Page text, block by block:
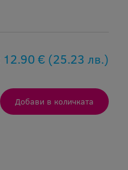
12.90 € (25.23 лв.)